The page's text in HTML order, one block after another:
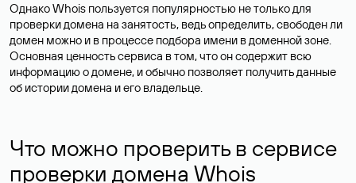
Однако Whois пользуется популярностью не только для
проверки домена на занятость, ведь определить, свободен ли
домен можно и в процессе подбора имени в доменной зоне.
Основная ценность сервиса в том, что он содержит всю
информацию о домене, и обычно позволяет получить данные
об истории домена и его владельце.
Что можно проверить в сервисе
проверки домена Whois